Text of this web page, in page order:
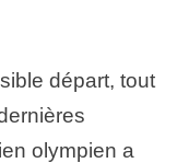
départ, tout
olympien a